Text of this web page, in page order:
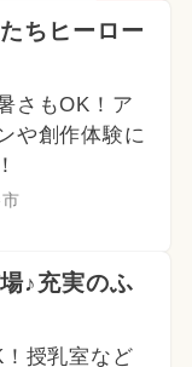
ちヒーロー
さもOK！ア
や創作体験に
♪充実のふ
授乳室など